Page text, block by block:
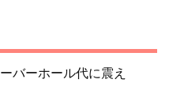
バーホール代に震え